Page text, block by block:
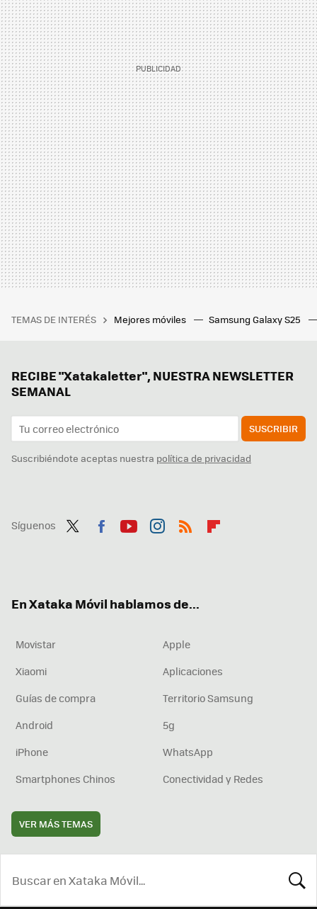
TEMAS DE INTERÉS Mejores móviles Samsung Galaxy S25
RECIBE "Xatakaletter", NUESTRA NEWSLETTER
SEMANAL
SUSCRIBIR
Suscribiéndote aceptas nuestra política de privacidad
Síguenos
En Xataka Móvil hablamos de...
Movistar
Apple
Xiaomi
Aplicaciones
Guías de compra
Territorio Samsung
Android
5g
iPhone
WhatsApp
Smartphones Chinos
Conectividad y Redes
VER MÁS TEMAS